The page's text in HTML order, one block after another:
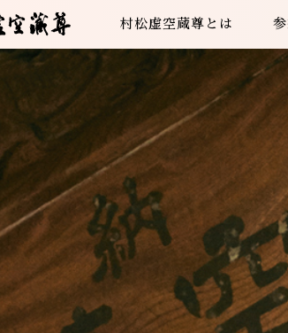
村松虚空蔵尊とは